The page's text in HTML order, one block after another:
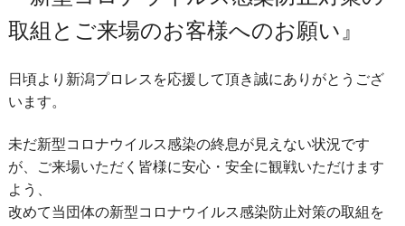
取組とご来場のお客様へのお願い』
日頃より新潟プロレスを応援して頂き誠にありがとうござ
います。
未だ新型コロナウイルス感染の終息が見えない状況です
が、ご来場いただく皆様に安心・安全に観戦いただけます
よう、
改めて当団体の新型コロナウイルス感染防止対策の取組を